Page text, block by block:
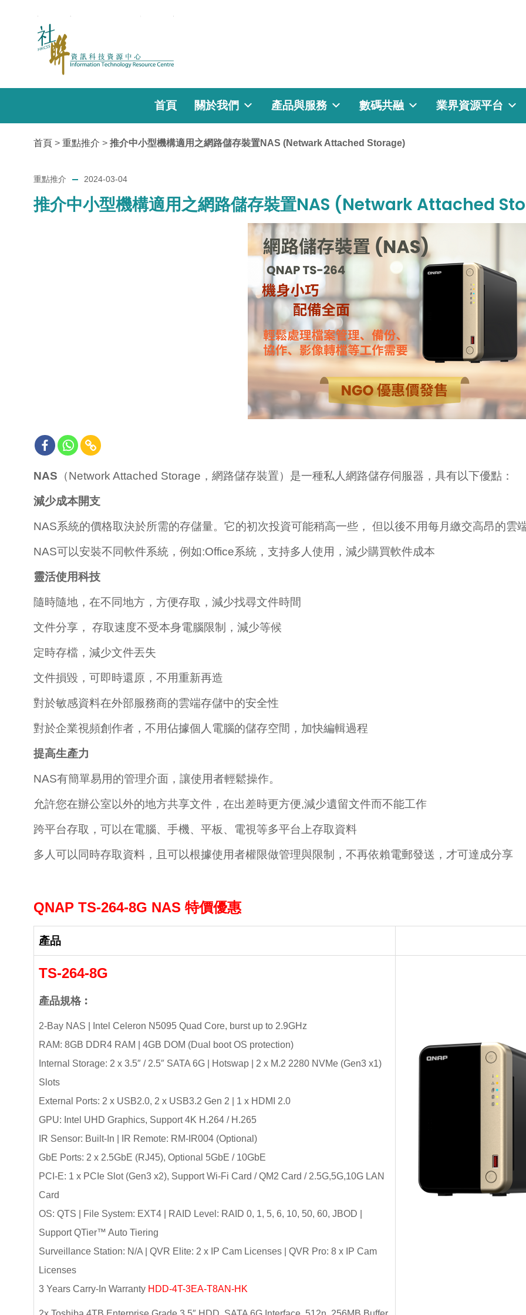
首頁 關於我們 產品與服務 數碼共融 業界資源平台
首頁 > 重點推介 > 推介中小型機構適用之網路儲存裝置NAS (Netwark Attached Storage)
重點推介 2024-03-04
推介中小型機構適用之網路儲存裝置NAS (Netwark Attached
NAS （Network Attached Storage，網路儲存裝置）是一種私人網路儲存伺服器，具有以下優點：
減少成本開支
NAS系統的價格取決於所需的存儲量。它的初次投資可能稍高一些， 但以後不用每月繳交高昂的雲
NAS可以安裝不同軟件系統，例如:Office系統，支持多人使用，減少購買軟件成本
靈活使用科技
隨時隨地，在不同地方，方便存取，減少找尋文件時間
文件分享， 存取速度不受本身電腦限制，減少等候
定時存檔，減少文件丟失
文件損毀，可即時還原，不用重新再造
對於敏感資料在外部服務商的雲端存儲中的安全性
對於企業視頻創作者，不用佔據個人電腦的儲存空間，加快編輯過程
提高生產力
NAS有簡單易用的管理介面，讓使用者輕鬆操作。
允許您在辦公室以外的地方共享文件，在出差時更方便,減少遺留文件而不能工作
跨平台存取，可以在電腦、手機、平板、電視等多平台上存取資料
多人可以同時存取資料，且可以根據使用者權限做管理與限制，不再依賴電郵發送，才可達成分享
QNAP TS-264-8G NAS 特價優惠
產品
TS-264-8G
產品規格︰
2-Bay NAS | Intel Celeron N5095 Quad Core, burst up to 2.9GHz
RAM: 8GB DDR4 RAM | 4GB DOM (Dual boot OS protection)
Internal Storage: 2 x 3.5″ / 2.5″ SATA 6G | Hotswap | 2 x M.2 2280 NVMe (Gen3 x1)
Slots
External Ports: 2 x USB2.0, 2 x USB3.2 Gen 2 | 1 x HDMI 2.0
GPU: Intel UHD Graphics, Support 4K H.264 / H.265
IR Sensor: Built-In | IR Remote: RM-IR004 (Optional)
GbE Ports: 2 x 2.5GbE (RJ45), Optional 5GbE / 10GbE
PCI-E: 1 x PCIe Slot (Gen3 x2), Support Wi-Fi Card / QM2 Card / 2.5G,5G,10G LAN
Card
OS: QTS | File System: EXT4 | RAID Level: RAID 0, 1, 5, 6, 10, 50, 60, JBOD |
Support QTier™ Auto Tiering
Surveillance Station: N/A | QVR Elite: 2 x IP Cam Licenses | QVR Pro: 8 x IP Cam
Licenses
3 Years Carry-In Warranty HDD-4T-3EA-T8AN-HK